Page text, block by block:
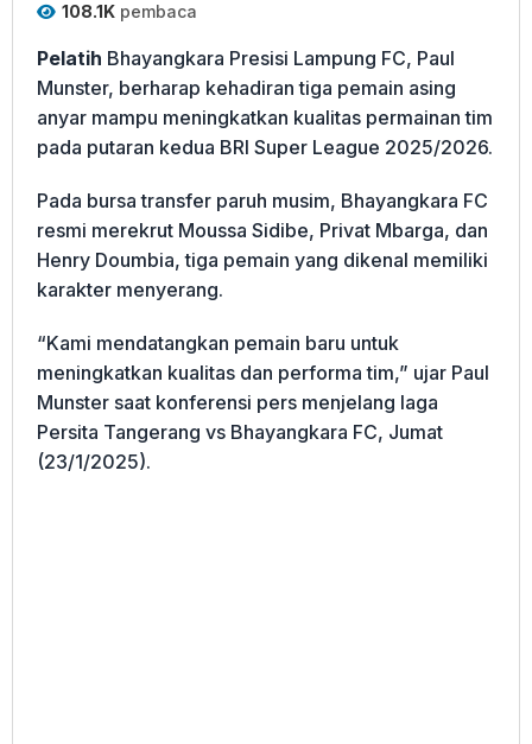
108.1K pembaca
Pelatih Bhayangkara Presisi Lampung FC, Paul
Munster, berharap kehadiran tiga pemain asing
anyar mampu meningkatkan kualitas permainan tim
pada putaran kedua BRI Super League 2025/2026.
Pada bursa transfer paruh musim, Bhayangkara FC
resmi merekrut Moussa Sidibe, Privat Mbarga, dan
Henry Doumbia, tiga pemain yang dikenal memiliki
karakter menyerang.
“Kami mendatangkan pemain baru untuk
meningkatkan kualitas dan performa tim,” ujar Paul
Munster saat konferensi pers menjelang laga
Persita Tangerang vs Bhayangkara FC, Jumat
(23/1/2025).